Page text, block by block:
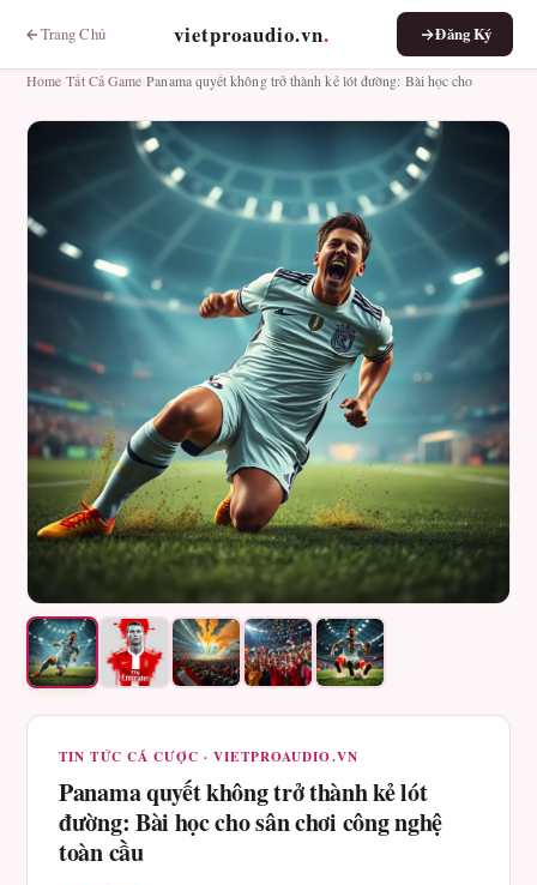
Trang Chủ vietproaudio.vn. Đăng Ký
Home ›Tất Cả Game ›Panama quyết không trở thành kẻ lót đường: Bài học cho
TIN TỨC CÁ CƯỢC · VIETPROAUDIO.VN
Panama quyết không trở thành kẻ lót
đường: Bài học cho sân chơi công nghệ
toàn cầu